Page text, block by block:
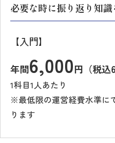
必要な時に振り返り知
【入門】
年間6,000円（税込
1科目1人あたり
※最低限の運営経費水準に
ります